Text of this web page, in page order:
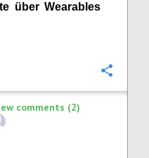
über Wearables
comments (2)